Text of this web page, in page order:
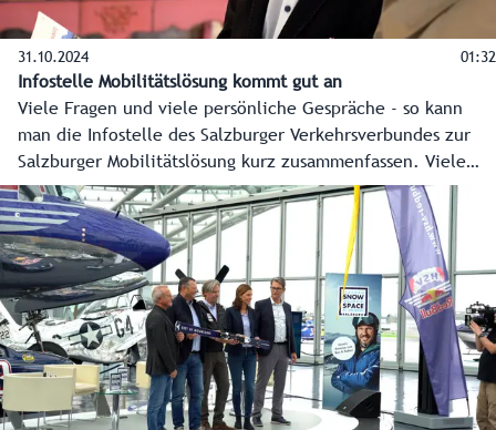
31.10.2024 01:32
Infostelle Mobilitätslösung kommt gut an
Viele Fragen und viele persönliche Gespräche - so kann
man die Infostelle des Salzburger Verkehrsverbundes zur
Salzburger Mobilitätslösung kurz zusammenfassen. Viele
haben dieses Angebot genutzt.